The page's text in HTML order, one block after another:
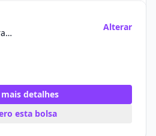
Especialização (pós-graduação)
Alterar
detalhes
esta bolsa